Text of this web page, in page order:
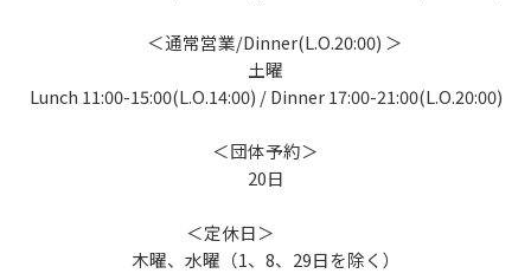
＜通常営業/Dinner(L.O.20:00) ＞
土曜
Lunch 11:00-15:00(L.O.14:00) / Dinner 17:00-21:00(L.O.20:00)
＜団体予約＞
20日
＜定休日＞
木曜、水曜（1、8、29日を除く）